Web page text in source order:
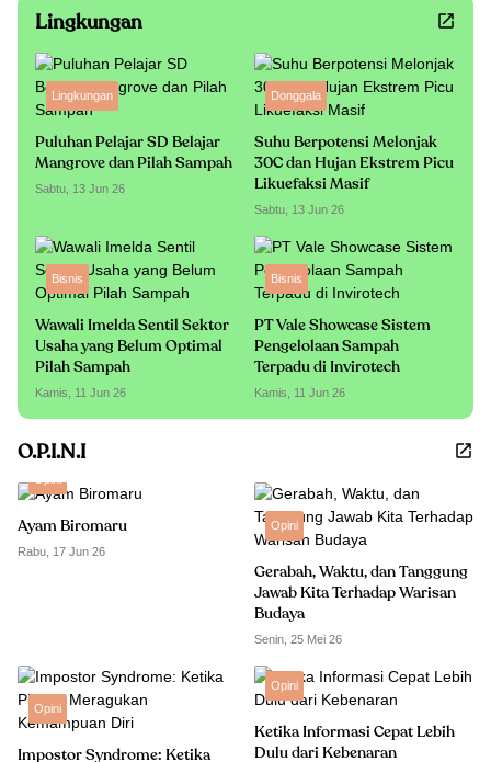
Lingkungan
Lingkungan
Puluhan Pelajar SD Belajar
Mangrove dan Pilah Sampah
Sabtu, 13 Jun 26
Donggala
Suhu Berpotensi Melonjak
30C dan Hujan Ekstrem Picu
Likuefaksi Masif
Sabtu, 13 Jun 26
Bisnis
Wawali Imelda Sentil Sektor
Usaha yang Belum Optimal
Pilah Sampah
Kamis, 11 Jun 26
Bisnis
PT Vale Showcase Sistem
Pengelolaan Sampah
Terpadu di Invirotech
Kamis, 11 Jun 26
O.P.I.N.I
Ayam Biromaru
Rabu, 17 Jun 26
Opini
Gerabah, Waktu, dan Tanggung
Jawab Kita Terhadap Warisan
Budaya
Senin, 25 Mei 26
Opini
Impostor Syndrome: Ketika
Opini
Ketika Informasi Cepat Lebih
Dulu dari Kebenaran